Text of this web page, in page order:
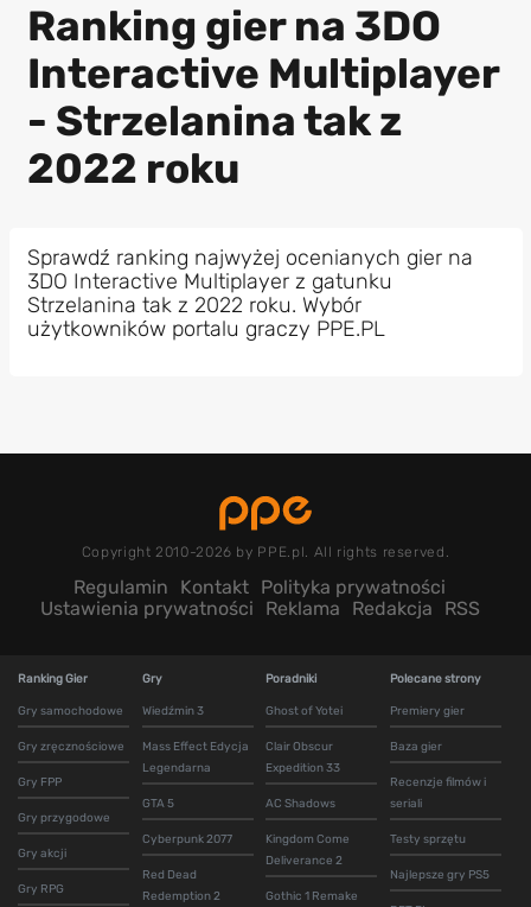
Ranking gier na 3DO
Interactive Multiplayer
- Strzelanina tak z
2022 roku
Sprawdź ranking najwyżej ocenianych gier na
3DO Interactive Multiplayer z gatunku
Strzelanina tak z 2022 roku. Wybór
użytkowników portalu graczy PPE.PL
Copyright 2010-2026 by PPE.pl. All rights reserved.
Regulamin Kontakt Polityka prywatności
Ustawienia prywatności
Reklama Redakcja RSS
Ranking Gier
Gry samochodowe
Gry zręcznościowe
Gry FPP
Gry przygodowe
Gry akcji
Gry RPG
Gry
Wiedźmin 3
Mass Effect Edycja
Legendarna
GTA 5
Cyberpunk 2077
Red Dead
Redemption 2
Poradniki
Ghost of Yotei
Clair Obscur
Expedition 33
AC Shadows
Kingdom Come
Deliverance 2
Gothic 1 Remake
Polecane strony
Premiery gier
Baza gier
Recenzje filmów i
seriali
Testy sprzętu
Najlepsze gry PS5